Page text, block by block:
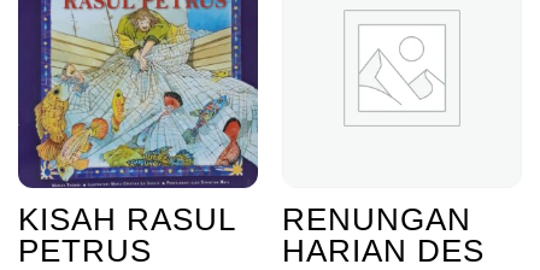
KISAH RASUL
PETRUS
RENUNGAN
HARIAN DES